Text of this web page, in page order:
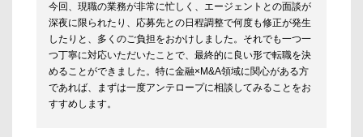
今回、現職の業務が非常に忙しく、エージェントとの面談が
深夜に限られたり、応募先との日程調整で何度も修正が発生
したりと、多くのご負担をおかけしました。それでも一つ一
つ丁寧に対応いただいたことで、最終的に良い形で転職を決
めることができました。特に金融×M&A領域に関心がある方
であれば、まずは一度アンテロープに相談してみることをお
すすめします。